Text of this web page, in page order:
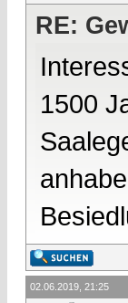
RE:
1500
02.06.2019, 21:25